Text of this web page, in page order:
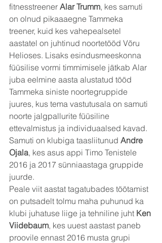
fitnesstreener Alar Trumm, kes samuti
on olnud pikaaaegne Tammeka
treener, kuid kes vahepealsetel
aastatel on juhtinud noortetööd Võru
Helioses. Lisaks esindusmeeskonna
füüsilise vormi timmimisele jätkab Alar
juba eelmine aasta alustatud tööd
Tammeka siniste noortegruppide
juures, kus tema vastutusala on samuti
noorte jalgpallurite füüsiline
ettevalmistus ja individuaalsed kavad.
Samuti on klubiga taasliitunud Andre
Ojala, kes asus appi Timo Tenistele
2016 ja 2017 sünniaastaga gruppide
juurde.
Peale viit aastat tagatubades töötamist
on putsadelt tolmu maha puhunud ka
klubi juhatuse liige ja tehniline juht Ken
Viidebaum, kes uuest aastast paneb
proovile ennast 2016 musta grupi